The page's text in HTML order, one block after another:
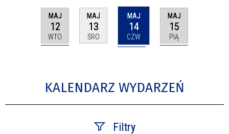
MAJ
12
WTO
MAJ
13
ŚRO
MAJ
14
CZW
MAJ
15
PIĄ
KALENDARZ WYDARZEŃ
Filtry